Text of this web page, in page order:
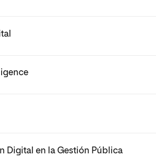
Digital en la Gestión Pública